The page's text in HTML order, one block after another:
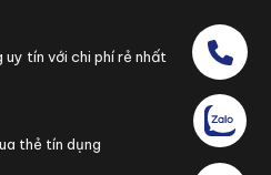
uy tín với chi phí rẻ nhất
thẻ tín dụng